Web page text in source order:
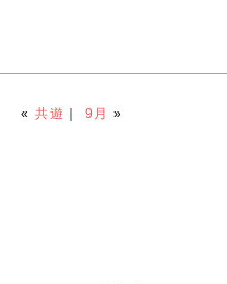
«共遊 ｜ 9月 »